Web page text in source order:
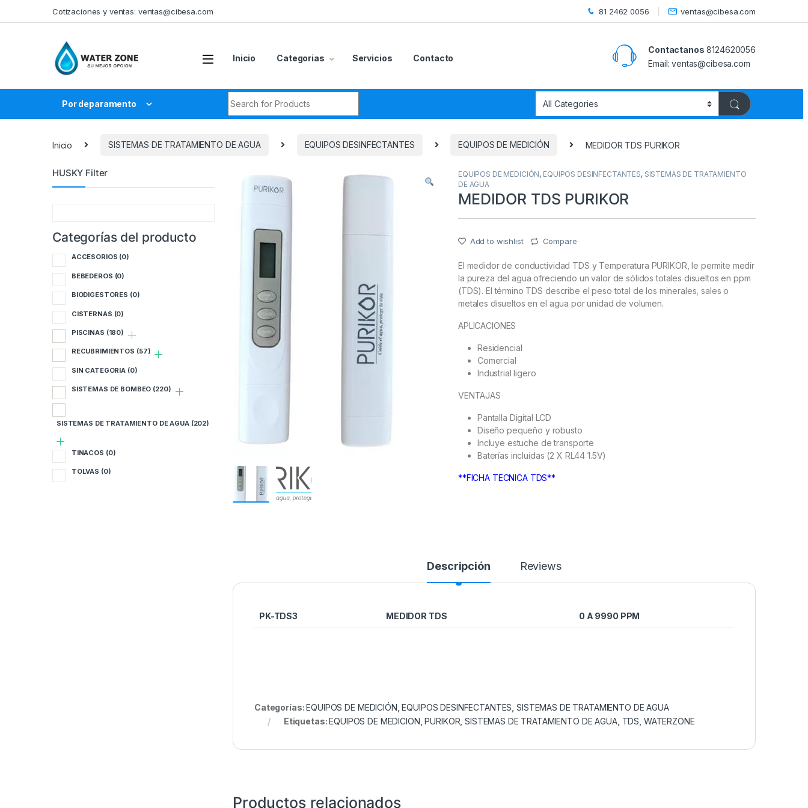
Cotizaciones y ventas: ventas@cibesa.com 81 2462 0056 ventas@cibesa.com
Inicio Categorias Servicios Contacto
Contactanos 8124620056
Email:ventas@cibesa.com
Por deparamento
Inicio SISTEMAS DE TRATAMIENTO DE AGUA EQUIPOS DESINFECTANTES EQUIPOS DE MEDICIÓN MEDIDOR TDS PURIKOR
EQUIPOS DE MEDICIÓN, EQUIPOS DESINFECTANTES, SISTEMAS DE TRATAMIENTO
DE AGUA
MEDIDOR TDS PURIKOR
Add to wishlist Compare
El medidor de conductividad TDS y Temperatura PURIKOR, le permite medir
la pureza del agua ofreciendo un valor de sólidos totales disueltos en ppm
(TDS). El término TDS describe el peso total de los minerales, sales o
metales disueltos en el agua por unidad de volumen.
APLICACIONES
Residencial
Comercial
Industrial ligero
VENTAJAS
Pantalla Digital LCD
Diseño pequeño y robusto
Incluye estuche de transporte
Baterías incluidas (2 X RL44 1.5V)
**FICHA TECNICA TDS**
Descripción Reviews
PK-TDS3 MEDIDOR TDS 0 A 9990 PPM
Categorías:EQUIPOS DE MEDICIÓN ,EQUIPOS DESINFECTANTES ,SISTEMAS DE TRATAMIENTO DE AGUA
Etiquetas:EQUIPOS DE MEDICION ,PURIKOR ,SISTEMAS DE TRATAMIENTO DE AGUA, TDS WATERZONE
Productos relacionados
HUSKY Filter
Categorías del producto
ACCESORIOS (0)
BEBEDEROS (0)
BIODIGESTORES (0)
CISTERNAS (0)
PISCINAS (180)
RECUBRIMIENTOS (57)
SIN CATEGORIA (0)
SISTEMAS DE BOMBEO (220)
SISTEMAS DE TRATAMIENTO DE AGUA (202)
TINACOS (0)
TOLVAS (0)